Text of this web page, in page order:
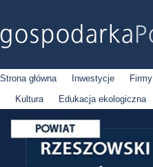
Strona główna Inwestycje Firmy
Kultura
Edukacja ekologiczna